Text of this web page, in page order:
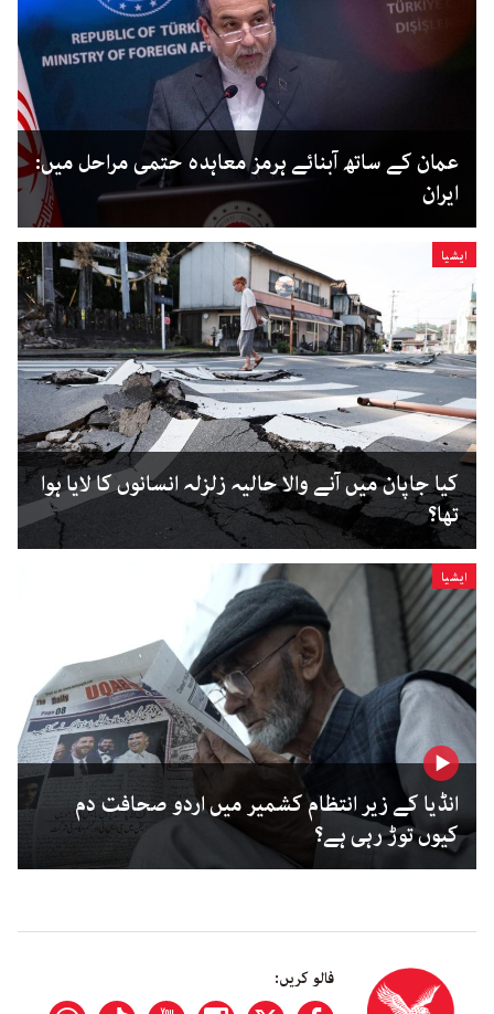
عمان کے ساتھ آبنائے ہرمز معاہدہ حتمی مراحل میں:
ایران
ایشیا
کیا جاپان میں آنے والا حالیہ زلزلہ انسانوں کا لایا ہوا
تھا؟
ایشیا
انڈیا کے زیر انتظام کشمیر میں اردو صحافت دم
کیوں توڑ رہی ہے؟
فالو کریں: